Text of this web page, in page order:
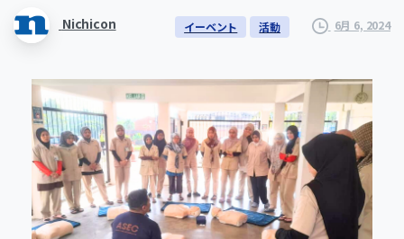
Nichicon イーベント 活動 6月 6, 2024